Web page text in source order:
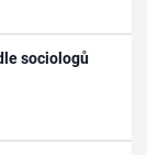
sociologů